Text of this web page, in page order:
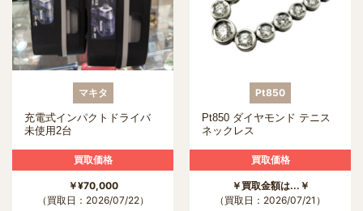
マキタ
充電式インパクトドライバ
未使用2台
買取価格
￥¥70,000
（買取日：2026/07/22）
Pt850
Pt850 ダイヤモンド テニス
ネックレス
買取価格
￥買取金額は...￥
（買取日：2026/07/21）